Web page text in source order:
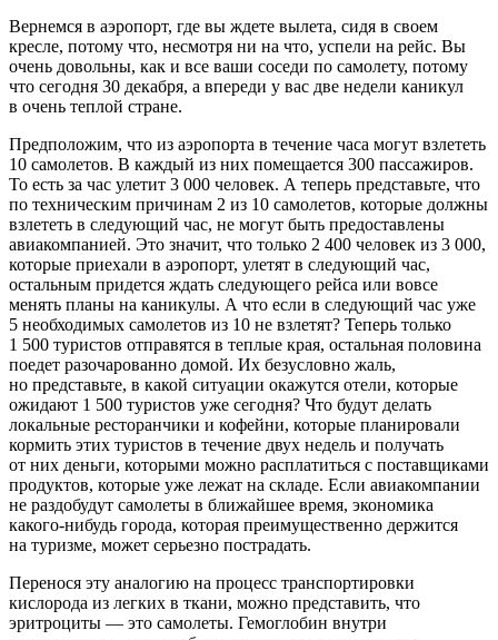
Вернемся в аэропорт, где вы ждете вылета, сидя в своем
кресле, потому что, несмотря ни на что, успели на рейс. Вы
очень довольны, как и все ваши соседи по самолету, потому
что сегодня 30 декабря, а впереди у вас две недели каникул
в очень теплой стране.
Предположим, что из аэропорта в течение часа могут взлететь
10 самолетов. В каждый из них помещается 300 пассажиров.
То есть за час улетит 3 000 человек. А теперь представьте, что
по техническим причинам 2 из 10 самолетов, которые должны
взлететь в следующий час, не могут быть предоставлены
авиакомпанией. Это значит, что только 2 400 человек из 3 000,
которые приехали в аэропорт, улетят в следующий час,
остальным придется ждать следующего рейса или вовсе
менять планы на каникулы. А что если в следующий час уже
5 необходимых самолетов из 10 не взлетят? Теперь только
1 500 туристов отправятся в теплые края, остальная половина
поедет разочарованно домой. Их безусловно жаль,
но представьте, в какой ситуации окажутся отели, которые
ожидают 1 500 туристов уже сегодня? Что будут делать
локальные ресторанчики и кофейни, которые планировали
кормить этих туристов в течение двух недель и получать
от них деньги, которыми можно расплатиться с поставщиками
продуктов, которые уже лежат на складе. Если авиакомпании
не раздобудут самолеты в ближайшее время, экономика
какого-нибудь города, которая преимущественно держится
на туризме, может серьезно пострадать.
Перенося эту аналогию на процесс транспортировки
кислорода из легких в ткани, можно представить, что
эритроциты — это самолеты. Гемоглобин внутри